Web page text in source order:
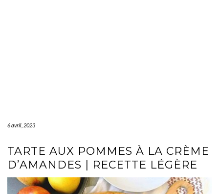
6 avril, 2023
TARTE AUX POMMES À LA CRÈME
D’AMANDES | RECETTE LÉGÈRE